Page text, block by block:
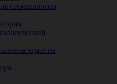
стоматологии
красоты